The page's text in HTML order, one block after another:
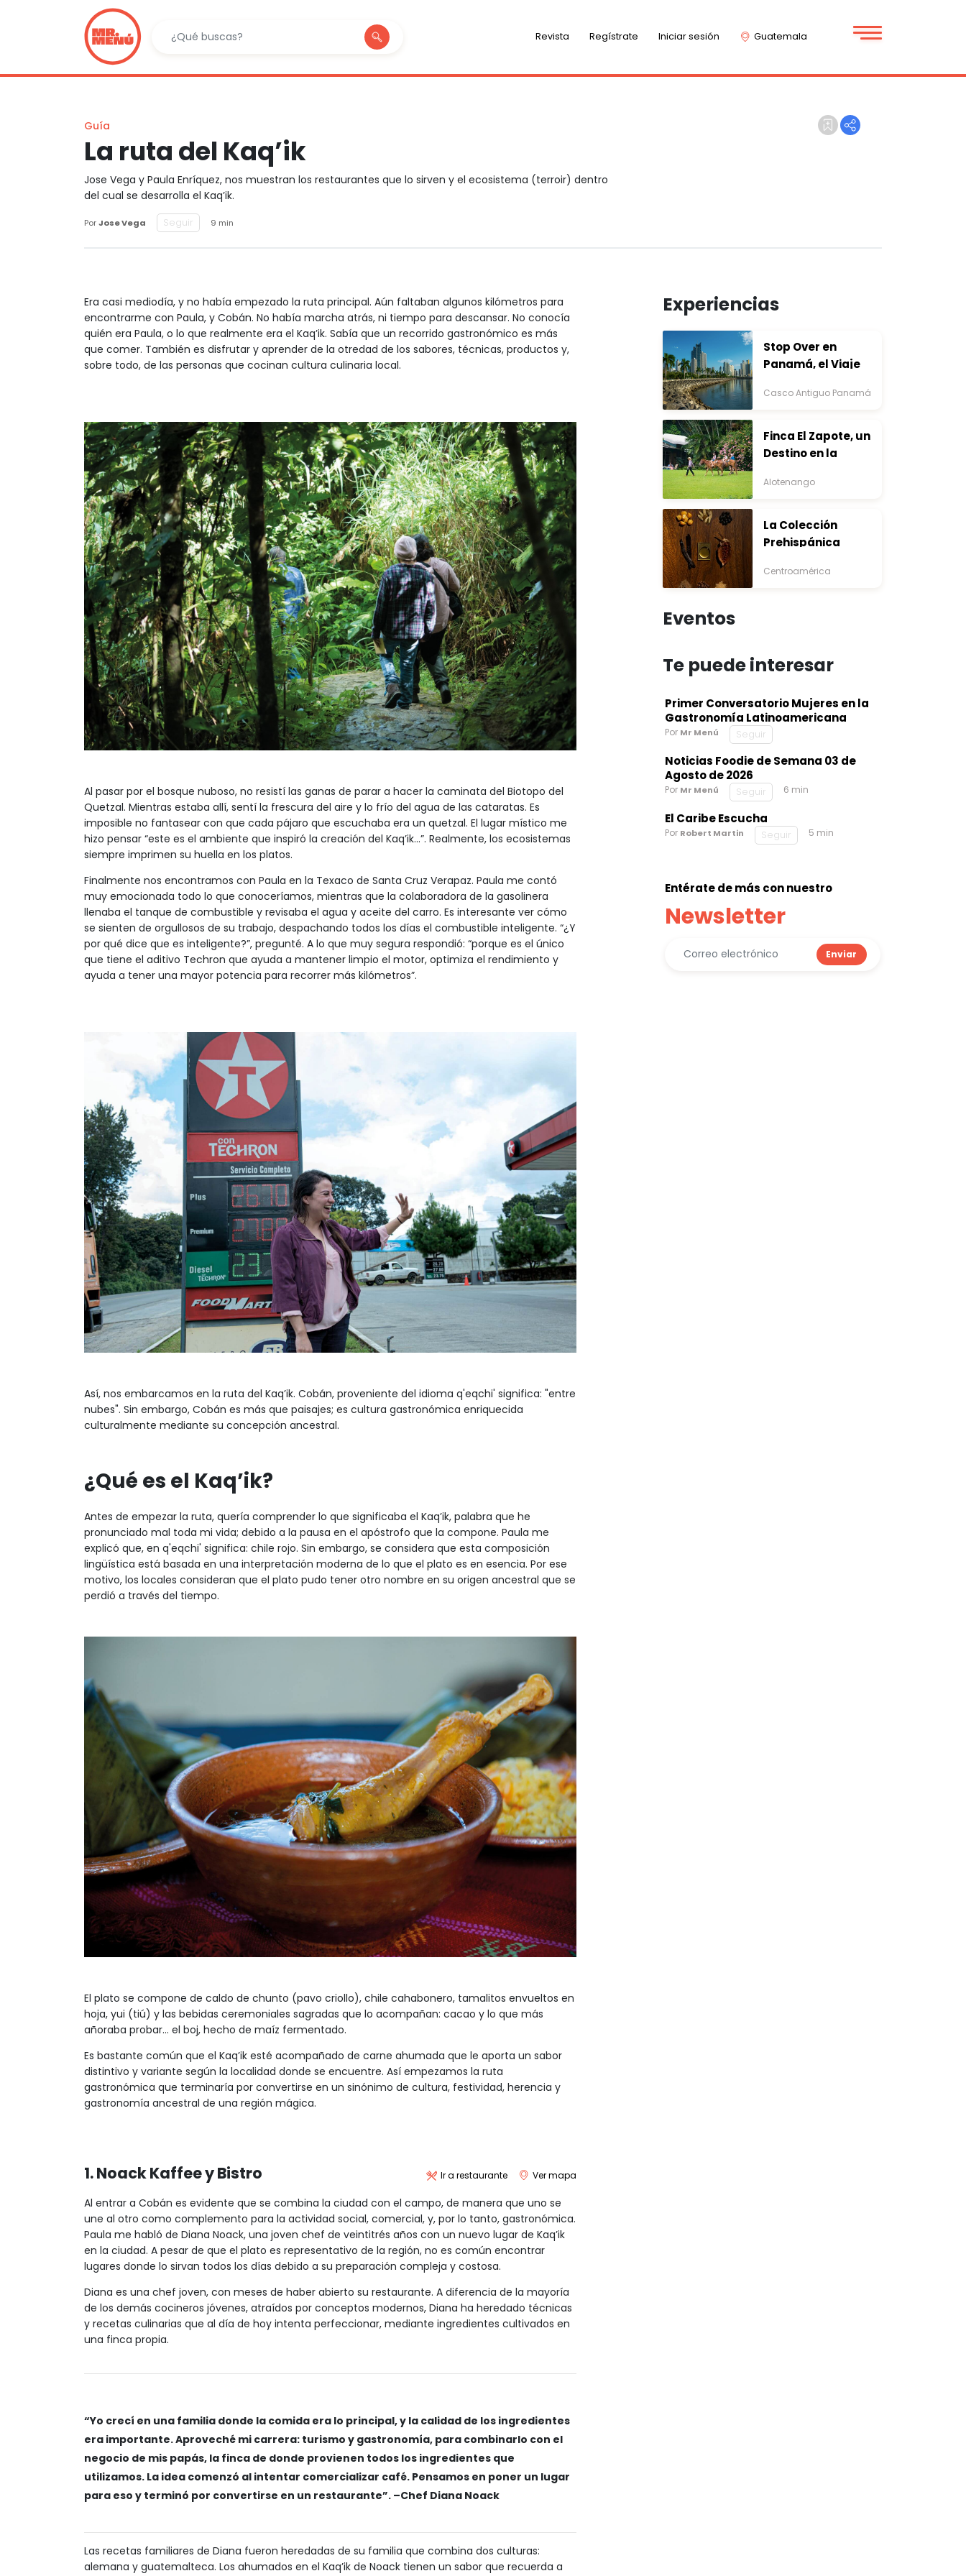
Revista Regístrate Iniciar sesión Guatemala
Guía
La ruta del Kaq’ik
Jose Vega y Paula Enríquez, nos muestran los restaurantes que lo sirven y el ecosistema (terroir) dentro
del cual se desarrolla el Kaq’ik.
PorJose Vega Seguir 9 min
Era casi mediodía, y no había empezado la ruta principal. Aún faltaban algunos kilómetros para
encontrarme con Paula, y Cobán. No había marcha atrás, ni tiempo para descansar. No conocía
quién era Paula, o lo que realmente era el Kaq’ik. Sabía que un recorrido gastronómico es más
que comer. También es disfrutar y aprender de la otredad de los sabores, técnicas, productos y,
sobre todo, de las personas que cocinan cultura culinaria local.
Al pasar por el bosque nuboso, no resistí las ganas de parar a hacer la caminata del Biotopo del
Quetzal. Mientras estaba allí, sentí la frescura del aire y lo frío del agua de las cataratas. Es
imposible no fantasear con que cada pájaro que escuchaba era un quetzal. El lugar místico me
hizo pensar “este es el ambiente que inspiró la creación del Kaq’ik…”. Realmente, los ecosistemas
siempre imprimen su huella en los platos.
Finalmente nos encontramos con Paula en la Texaco de Santa Cruz Verapaz. Paula me contó
muy emocionada todo lo que conoceríamos, mientras que la colaboradora de la gasolinera
llenaba el tanque de combustible y revisaba el agua y aceite del carro. Es interesante ver cómo
se sienten de orgullosos de su trabajo, despachando todos los días el combustible inteligente. “¿Y
por qué dice que es inteligente?”, pregunté. A lo que muy segura respondió: “porque es el único
que tiene el aditivo Techron que ayuda a mantener limpio el motor, optimiza el rendimiento y
ayuda a tener una mayor potencia para recorrer más kilómetros”.
Así, nos embarcamos en la ruta del Kaq’ik. Cobán, proveniente del idioma q'eqchi' significa: "entre
nubes". Sin embargo, Cobán es más que paisajes; es cultura gastronómica enriquecida
culturalmente mediante su concepción ancestral.
¿Qué es el Kaq’ik?
Antes de empezar la ruta, quería comprender lo que significaba el Kaq’ik, palabra que he
pronunciado mal toda mi vida; debido a la pausa en el apóstrofo que la compone. Paula me
explicó que, en q'eqchi' significa: chile rojo. Sin embargo, se considera que esta composición
lingüística está basada en una interpretación moderna de lo que el plato es en esencia. Por ese
motivo, los locales consideran que el plato pudo tener otro nombre en su origen ancestral que se
perdió a través del tiempo.
El plato se compone de caldo de chunto (pavo criollo), chile cahabonero, tamalitos envueltos en
hoja, yui (tiú) y las bebidas ceremoniales sagradas que lo acompañan: cacao y lo que más
añoraba probar... el boj, hecho de maíz fermentado.
Es bastante común que el Kaq’ik esté acompañado de carne ahumada que le aporta un sabor
distintivo y variante según la localidad donde se encuentre. Así empezamos la ruta
gastronómica que terminaría por convertirse en un sinónimo de cultura, festividad, herencia y
gastronomía ancestral de una región mágica.
1. Noack Kaffee y Bistro Ir a restaurante Ver mapa
Al entrar a Cobán es evidente que se combina la ciudad con el campo, de manera que uno se
une al otro como complemento para la actividad social, comercial, y, por lo tanto, gastronómica.
Paula me habló de Diana Noack, una joven chef de veintitrés años con un nuevo lugar de Kaq’ik
en la ciudad. A pesar de que el plato es representativo de la región, no es común encontrar
lugares donde lo sirvan todos los días debido a su preparación compleja y costosa.
Diana es una chef joven, con meses de haber abierto su restaurante. A diferencia de la mayoría
de los demás cocineros jóvenes, atraídos por conceptos modernos, Diana ha heredado técnicas
y recetas culinarias que al día de hoy intenta perfeccionar, mediante ingredientes cultivados en
una finca propia.
“Yo crecí en una familia donde la comida era lo principal, y la calidad de los ingredientes
era importante. Aproveché mi carrera: turismo y gastronomía, para combinarlo con el
negocio de mis papás, la finca de donde provienen todos los ingredientes que
utilizamos. La idea comenzó al intentar comercializar café. Pensamos en poner un lugar
para eso y terminó por convertirse en un restaurante”. –Chef Diana Noack
Las recetas familiares de Diana fueron heredadas de su familia que combina dos culturas:
alemana y guatemalteca. Los ahumados en el Kaq’ik de Noack tienen un sabor que recuerda a
Experiencias
Stop Over en
Panamá, el Viaje
Destino
Casco Antiguo Panamá
Finca El Zapote, un
Destino en la
Arte y Naturaleza
Alotenango
La Colección
Prehispánica
Centroamérica
Eventos
Te puede interesar
Primer Conversatorio Mujeres en la
Gastronomía Latinoamericana
Por Mr Menú Seguir
Noticias Foodie de Semana 03 de
Agosto de 2026
Por Mr Menú Seguir 6 min
El Caribe Escucha
Por Robert Martin Seguir 5 min
Entérate de más con nuestro
Newsletter
Enviar